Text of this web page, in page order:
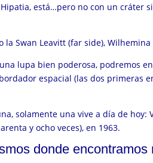
está…pero no con un cráter
la Swan Leavitt (far side),
una lupa bien poderosa, podremos
espacial (las dos primeras
solamente una vive a día de
y ocho veces), en 1963.
donde